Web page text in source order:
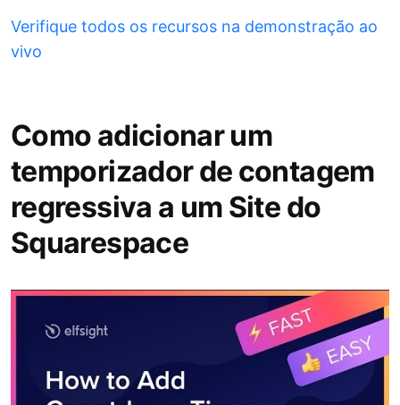
Verifique todos os recursos na demonstração ao
vivo
Como adicionar um
temporizador de contagem
regressiva a um Site do
Squarespace